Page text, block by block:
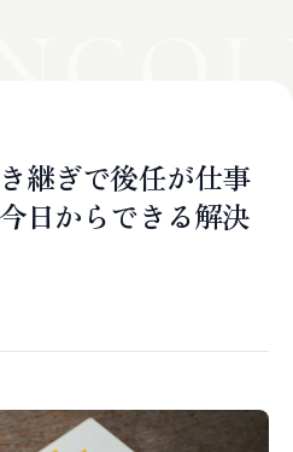
継ぎで後任が仕事
日からできる解決